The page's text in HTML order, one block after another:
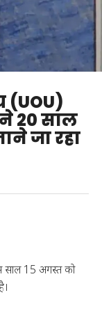
(UOU)
20 साल
जा रहा
साल 15 अगस्त को